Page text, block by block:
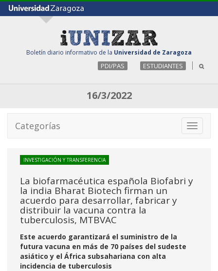
Boletín diario informativo de la Universidad de Zaragoza
PDI/PAS ESTUDIANTES
16/3/2022
Toggle
Categorías
INVESTIGACIÓN Y TRANSFERENCIA
La biofarmacéutica española Biofabri y
la india Bharat Biotech firman un
acuerdo para desarrollar, fabricar y
distribuir la vacuna contra la
tuberculosis, MTBVAC
Este acuerdo garantizará el suministro de la
futura vacuna en más de 70 países del sudeste
asiático y el África subsahariana con alta
incidencia de tuberculosis